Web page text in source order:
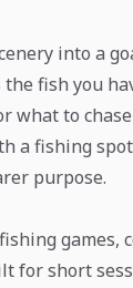
into a
the fish you
what to
a fishing
purpose.
games,
for short